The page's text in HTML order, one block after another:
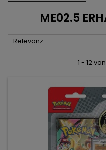
ME02.5
Relevanz
1 - 12